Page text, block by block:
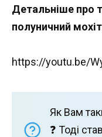
Детальніше про
полуничний
https://youtu.be/
Як Вам
❓ Тоді